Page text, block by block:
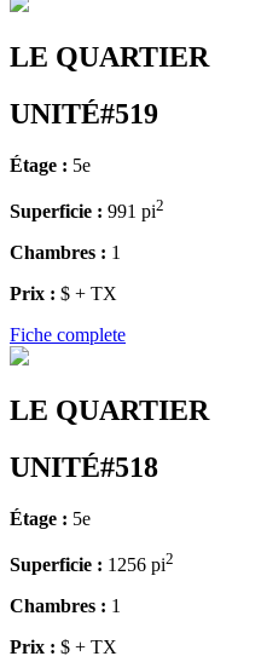
LE QUARTIER
UNITÉ#519
Étage : 5e
Superficie : 991 pi2
Chambres : 1
Prix : $ + TX
Fiche complete
LE QUARTIER
UNITÉ#518
Étage : 5e
Superficie : 1256 pi2
Chambres : 1
Prix : $ + TX